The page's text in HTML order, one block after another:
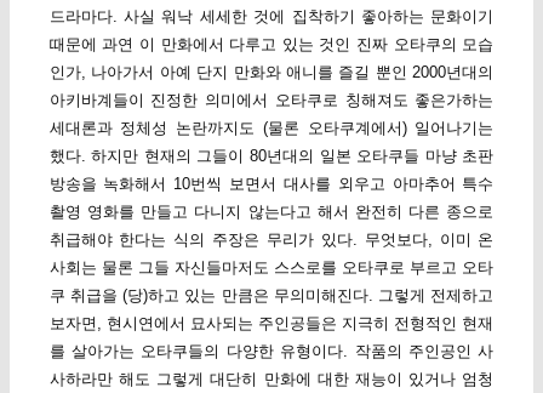
드라마다. 사실 워낙 세세한 것에 집착하기 좋아하는 문화이기
때문에 과연 이 만화에서 다루고 있는 것인 진짜 오타쿠의 모습
인가, 나아가서 아예 단지 만화와 애니를 즐길 뿐인 2000년대의
아키바계들이 진정한 의미에서 오타쿠로 칭해져도 좋은가하는
세대론과 정체성 논란까지도 (물론 오타쿠계에서) 일어나기는
했다. 하지만 현재의 그들이 80년대의 일본 오타쿠들 마냥 초판
방송을 녹화해서 10번씩 보면서 대사를 외우고 아마추어 특수
촬영 영화를 만들고 다니지 않는다고 해서 완전히 다른 종으로
취급해야 한다는 식의 주장은 무리가 있다. 무엇보다, 이미 온
사회는 물론 그들 자신들마저도 스스로를 오타쿠로 부르고 오타
쿠 취급을 (당)하고 있는 만큼은 무의미해진다. 그렇게 전제하고
보자면, 현시연에서 묘사되는 주인공들은 지극히 전형적인 현재
를 살아가는 오타쿠들의 다양한 유형이다. 작품의 주인공인 사
사하라만 해도 그렇게 대단히 만화에 대한 재능이 있거나 엄청